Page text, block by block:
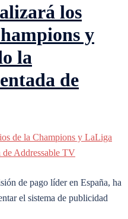
los
y
la
de
de pago líder en España, ha
el sistema de publicidad